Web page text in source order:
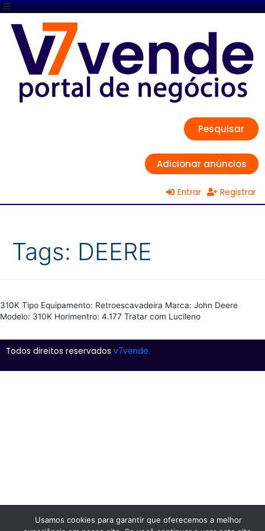
Pesquisar
Adicionar anúncios
Entrar Registrar
Tags: DEERE
310K Tipo Equipamento: Retroescavadeira Marca: John Deere
Modelo: 310K Horimentro: 4.177 Tratar com Lucileno
Todos direitos reservados v7vende.
Usamos cookies para garantir que oferecemos a melhor